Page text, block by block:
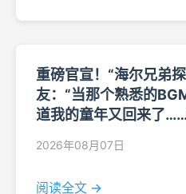
重磅官宣！“海尔兄弟
友：“当那个熟悉的
道我的童年又回来了
2026年08月07日
阅读全文 →